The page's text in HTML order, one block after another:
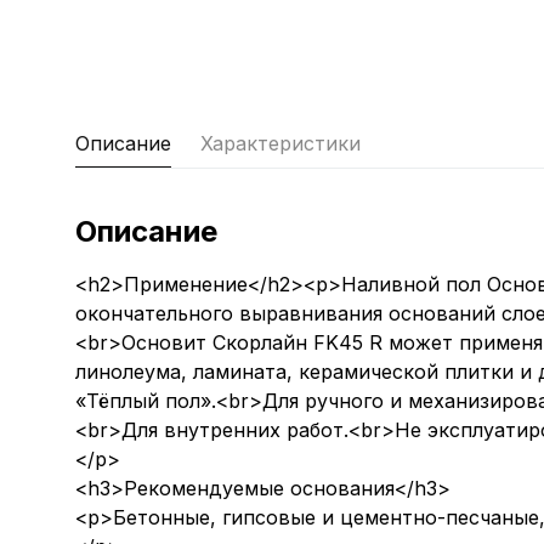
Описание Характеристики
Описание
<h2>Применение</h2><p>Наливной пол
окончательного выравнивания оснований
<br>Основит Скорлайн FK45 R может
линолеума, ламината, керамической плитки
«Тёплый пол».<br>Для ручного и
<br>Для внутренних работ.<br>Не
</p>
<h3>Рекомендуемые основания</h3>
<p>Бетонные, гипсовые и цементно-